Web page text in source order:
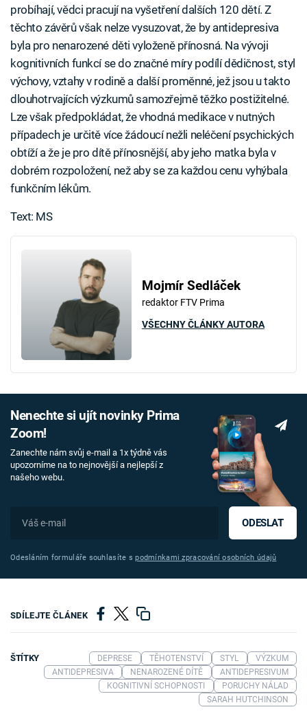
probíhají, vědci pracují na vyšetření dalších 120 dětí. Z
těchto závěrů však nelze vysuzovat, že by antidepresiva
byla pro nenarozené děti vyloženě přínosná. Na vývoji
kognitivních funkcí se do značné míry podílí dědičnost, styl
výchovy, vztahy v rodině a další proměnné, jež jsou u takto
dlouhotrvajících výzkumů samozřejmě těžko postižitelné.
Lze však předpokládat, že vhodná medikace v nutných
případech je určitě více žádoucí nežli neléčení psychických
obtíží a že je pro dítě přínosnější, aby jeho matka byla v
dobrém rozpoložení, než aby se za každou cenu vyhýbala
funkčním lékům.
Text: MS
Mojmír Sedláček
redaktor FTV Prima
VŠECHNY ČLÁNKY AUTORA
Nenechte si ujít novinky Prima
Zoom!
Zanechte nám svůj e-mail a 1x týdně vás
upozorníme na to nejnovější a nejlepší z
našeho webu.
ODESLAT
Odesláním formuláře souhlasíte spodmínkami zpracování osobních údajů
SDÍLEJTE ČLÁNEK
ŠTÍTKY DEPRESE TĚHOTENSTVÍ STYL
VÝZKUM
ANTIDEPRESIVA
NENAROZENÉ DÍTĚ
ANTIDEPRESIVUM
KOGNITIVNÍ SCHOPNOSTI
PORUCHY NÁLAD
SARAH HUTCHINSON